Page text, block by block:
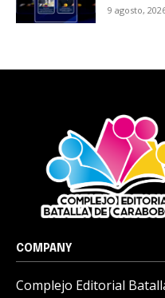
9 agosto,
COMPANY
Complejo Editorial